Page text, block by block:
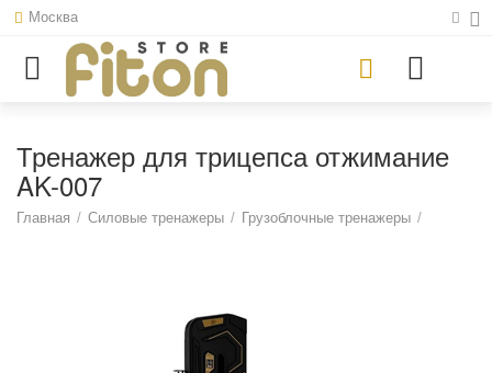
Москва
Тренажер для трицепса отжимание
AK-007
Главная / Силовые тренажеры / Грузоблочные тренажеры /